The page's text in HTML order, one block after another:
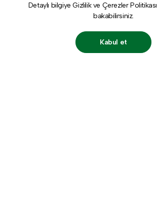
Detaylı bilgiyeGizlilik ve Çerezler Politikası
bakabilirsiniz.
Kabul et